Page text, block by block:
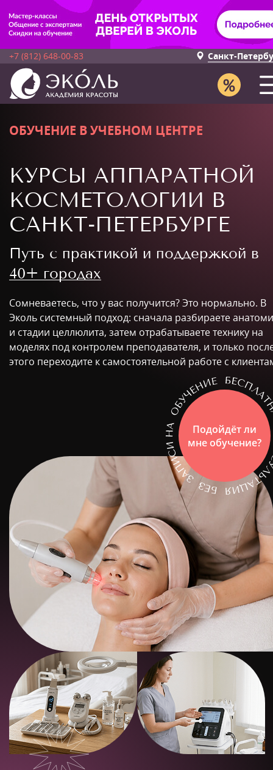
+7 (812) 648-00-83 Санкт-
ОБУЧЕНИЕ В УЧЕБНОМ ЦЕНТРЕ
КУРСЫ АППАРАТНОЙ
КОСМЕТОЛОГИИ В
САНКТ-ПЕТЕРБУРГЕ
Путь с практикой и поддержкой в
40+ городах
Сомневаетесь, что у вас получится? Это нормально. В
Эколь системный подход: сначала разбираете
и стадии целлюлита, затем отрабатываете технику на
моделях под контролем преподавателя, и только
этого переходите к самостоятельной работе с
Подойдёт ли
мне обучение?